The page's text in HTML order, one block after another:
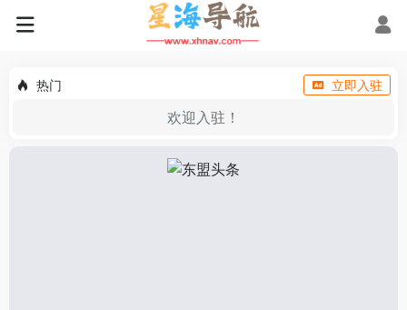
热门 立即入驻
欢迎入驻！